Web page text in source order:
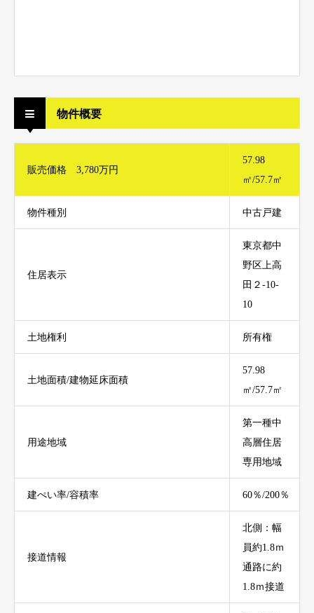
物件概要
販売価格 3,780万円
57.98
㎡/57.7㎡
物件種別 中古戸建
住居表示
東京都中
野区上高
田２-10-
10
土地権利 所有権
土地面積/建物延床面積
57.98
㎡/57.7㎡
用途地域
第一種中
高層住居
専用地域
建ぺい率/容積率 60％/200％
接道情報
北側：幅
員約1.8ｍ
通路に約
1.8ｍ接道